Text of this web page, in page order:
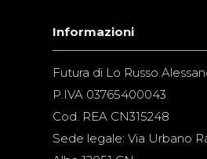
Informazioni
Futura di Lo Russo
P.IVA 03765400043
Cod. REA CN315248
Sede legale: Via Urbano